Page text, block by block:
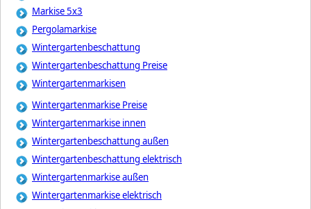
Markise 5x3
Pergolamarkise
Wintergartenbeschattung
Wintergartenbeschattung Preise
Wintergartenmarkisen
Wintergartenmarkise Preise
Wintergartenmarkise innen
Wintergartenbeschattung außen
Wintergartenbeschattung elektrisch
Wintergartenmarkise außen
Wintergartenmarkise elektrisch